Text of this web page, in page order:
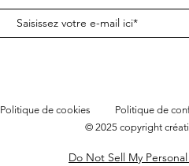
Politique de cookies Politique de
© 2025 copyright
Do Not Sell My